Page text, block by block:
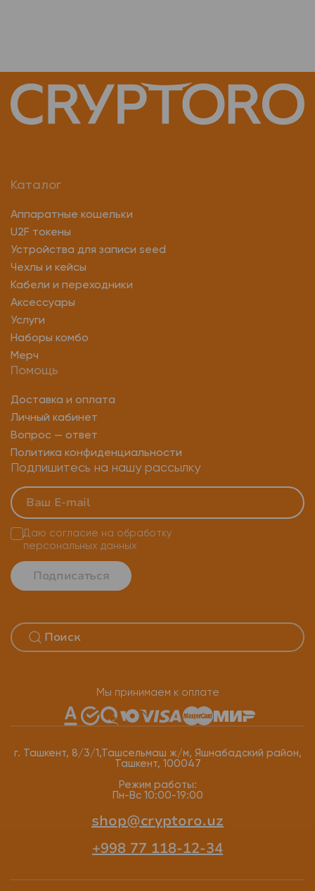
Каталог
Аппаратные кошельки
U2F токены
Устройства для записи seed
Чехлы и кейсы
Кабели и переходники
Аксессуары
Услуги
Наборы комбо
Мерч
Помощь
Доставка и оплата
Личный кабинет
Вопрос — ответ
Политика конфиденциальности
Подпишитесь на нашу рассылку
Подписаться
Даю согласие на обработку
персональных данных
Мы принимаем к оплате
г. Ташкент, 8/3/1,Ташсельмаш ж/м, Яшнабадский район,
Ташкент, 100047
Режим работы:
Пн-Вс 10:00-19:00
shop@cryptoro.uz
+998 77 118-12-34